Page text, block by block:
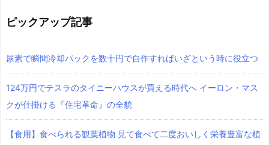
ピックアップ記事
尿素で瞬間冷却パックを数十円で自作すればいざという時に役立つ
124万円でテスラのタイニーハウスが買える時代へ イーロン・マス
クが仕掛ける『住宅革命』の全貌
【食用】食べられる観葉植物 見て食べて二度おいしく栄養豊富な植